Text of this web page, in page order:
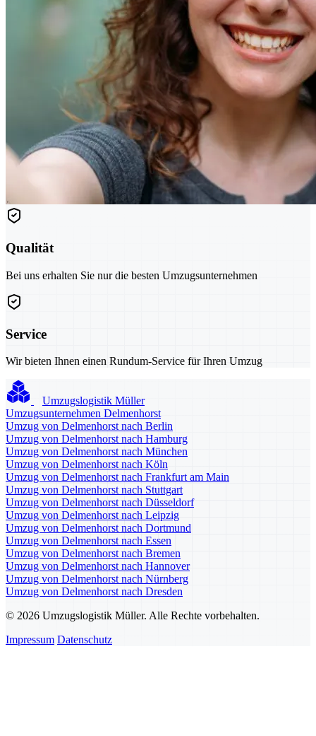
Qualität
Bei uns erhalten Sie nur die besten Umzugsunternehmen
Service
Wir bieten Ihnen einen Rundum-Service für Ihren Umzug
Umzugslogistik Müller
Umzugsunternehmen Delmenhorst
Umzug von Delmenhorst nach Berlin
Umzug von Delmenhorst nach Hamburg
Umzug von Delmenhorst nach München
Umzug von Delmenhorst nach Köln
Umzug von Delmenhorst nach Frankfurt am Main
Umzug von Delmenhorst nach Stuttgart
Umzug von Delmenhorst nach Düsseldorf
Umzug von Delmenhorst nach Leipzig
Umzug von Delmenhorst nach Dortmund
Umzug von Delmenhorst nach Essen
Umzug von Delmenhorst nach Bremen
Umzug von Delmenhorst nach Hannover
Umzug von Delmenhorst nach Nürnberg
Umzug von Delmenhorst nach Dresden
© 2026 Umzugslogistik Müller. Alle Rechte vorbehalten.
Impressum Datenschutz